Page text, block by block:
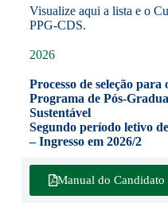
Visualize aqui a lista e o
PPG-CDS.
2026
Processo de seleção
Programa de Pós-
Sustentável
Segundo período letivo
– Ingresso em 2026/2
Manual do Candidato